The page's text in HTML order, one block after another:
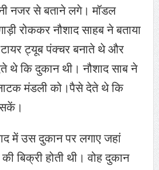
नजर से बताने लगे। मॉडल
रोककर नौशाद साहब ने बताया
ट्यूब पंक्चर बनाते थे और
थे कि दुकान थी। नौशाद साब ने
मंडली को।पैसे देते थे कि
में उस दुकान पर लगाए जहां
बिक्री होती थी। वोह दुकान